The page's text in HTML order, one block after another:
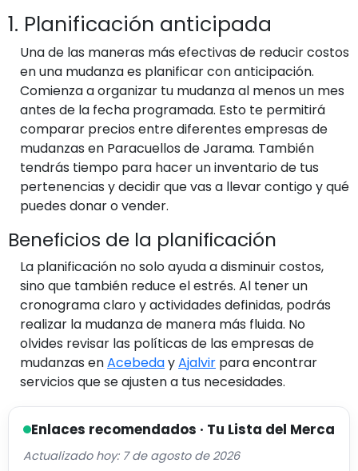
1. Planificación anticipada
Una de las maneras más efectivas de reducir costos
en una mudanza es planificar con anticipación.
Comienza a organizar tu mudanza al menos un mes
antes de la fecha programada. Esto te permitirá
comparar precios entre diferentes empresas de
mudanzas en Paracuellos de Jarama. También
tendrás tiempo para hacer un inventario de tus
pertenencias y decidir que vas a llevar contigo y qué
puedes donar o vender.
Beneficios de la planificación
La planificación no solo ayuda a disminuir costos,
sino que también reduce el estrés. Al tener un
cronograma claro y actividades definidas, podrás
realizar la mudanza de manera más fluida. No
olvides revisar las políticas de las empresas de
mudanzas enAcebedayAjalvir para encontrar
servicios que se ajusten a tus necesidades.
Enlaces recomendados · Tu Lista del Merca
Actualizado hoy: 7 de agosto de 2026